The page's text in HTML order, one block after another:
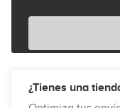
¿Tienes una